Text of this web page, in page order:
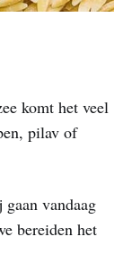
komt het veel
pilav of
vandaag
bereiden het